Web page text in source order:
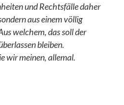
und Rechtsfälle daher
aus einem völlig
welchem, das soll der
bleiben.
wir meinen, allemal.